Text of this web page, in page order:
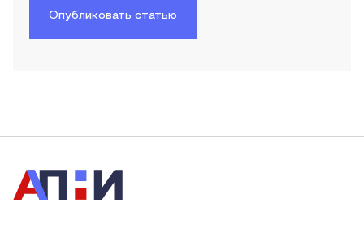
Опубликовать статью